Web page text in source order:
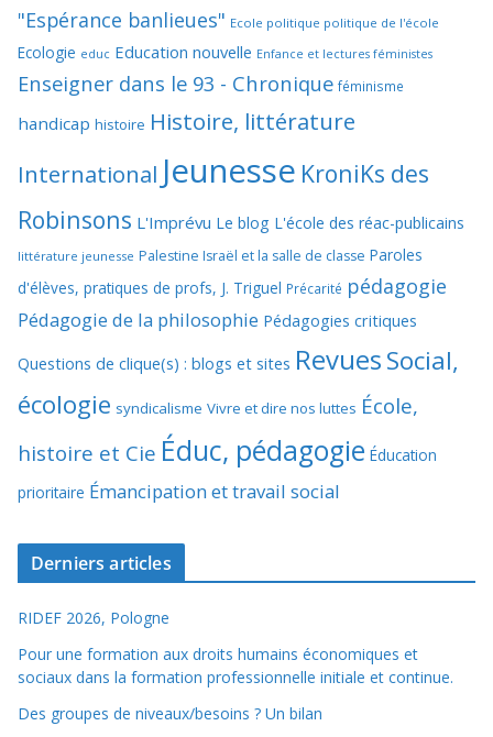
"Espérance banlieues" Ecole politique politique de l'école
Ecologie educ Education nouvelle Enfance et lectures féministes
Enseigner dans le 93 - Chronique féminisme
handicap histoire Histoire, littérature
International Jeunesse KroniKs des
Robinsons L'Imprévu Le blog L'école des réac-publicains
littérature jeunesse Palestine Israël et la salle de classe Paroles
d'élèves, pratiques de profs, J. Triguel Précarité pédagogie
Pédagogie de la philosophie Pédagogies critiques
Questions de clique(s) : blogs et sites RevuesSocial,
écologie syndicalisme Vivre et dire nos luttes École,
histoire et Cie Éduc, pédagogie Éducation
prioritaire Émancipation et travail social
Derniers articles
RIDEF 2026, Pologne
Pour une formation aux droits humains économiques et
sociaux dans la formation professionnelle initiale et continue.
Des groupes de niveaux/besoins ? Un bilan